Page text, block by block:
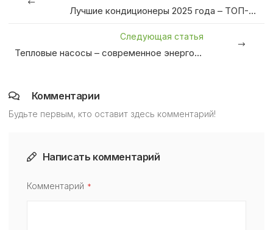
Лучшие кондиционеры 2025 года – ТОП-10 моделей для комфортного климата
Следующая статья
Тепловые насосы – современное энергоэффективное отопление
Комментарии
Будьте первым, кто оставит здесь комментарий!
Написать комментарий
Комментарий